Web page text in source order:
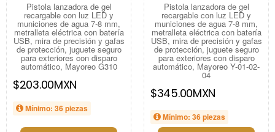
Pistola lanzadora de gel
recargable con luz LED y
municiones de agua 7-8 mm,
metralleta eléctrica con batería
USB, mira de precisión y gafas
de protección, juguete seguro
para exteriores con disparo
automático, Mayoreo G310
$203.00MXN
Mínimo: 36 piezas
Pistola lanzadora de gel
recargable con luz LED y
municiones de agua 7-8 mm,
metralleta eléctrica con batería
USB, mira de precisión y gafas
de protección, juguete seguro
para exteriores con disparo
automático, Mayoreo Y-01-02-
04
$345.00MXN
Mínimo: 36 piezas